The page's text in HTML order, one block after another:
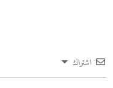
اشتراك